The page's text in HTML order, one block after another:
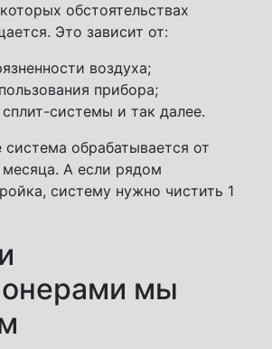
обстоятельствах
Это зависит от:
воздуха;
прибора;
сплит-системы и так далее.
система обрабатывается от
А если рядом
систему нужно чистить 1
мы